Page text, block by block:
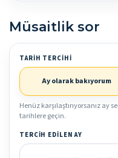
Müsaitlik sor
TARIH TERCIHI
Ay olarak bakıyorum
Henüz karşılaştırıyorsanız ay
tarihlere geçin.
TERCIH EDILEN AY